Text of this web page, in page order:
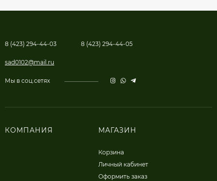
8 (423) 294-44-03 8 (423) 294-44-05
sad0102@mail.ru
Мы в соц.сетях
КОМПАНИЯ МАГАЗИН
Корзина
Личный кабинет
Оформить заказ